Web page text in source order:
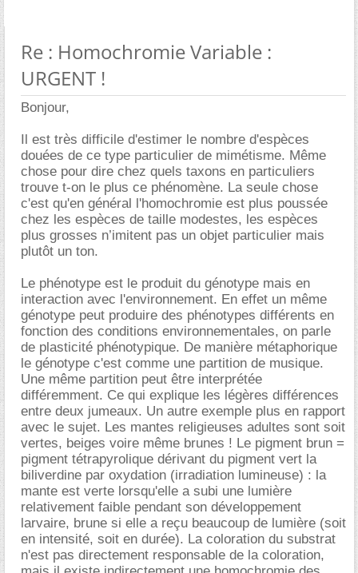
Re : Homochromie Variable :
URGENT !
Bonjour,
Il est très difficile d'estimer le nombre d'espèces
douées de ce type particulier de mimétisme. Même
chose pour dire chez quels taxons en particuliers
trouve t-on le plus ce phénomène. La seule chose
c'est qu'en général l'homochromie est plus poussée
chez les espèces de taille modestes, les espèces
plus grosses n’imitent pas un objet particulier mais
plutôt un ton.
Le phénotype est le produit du génotype mais en
interaction avec l'environnement. En effet un même
génotype peut produire des phénotypes différents en
fonction des conditions environnementales, on parle
de plasticité phénotypique. De manière métaphorique
le génotype c'est comme une partition de musique.
Une même partition peut être interprétée
différemment. Ce qui explique les légères différences
entre deux jumeaux. Un autre exemple plus en rapport
avec le sujet. Les mantes religieuses adultes sont soit
vertes, beiges voire même brunes ! Le pigment brun =
pigment tétrapyrolique dérivant du pigment vert la
biliverdine par oxydation (irradiation lumineuse) : la
mante est verte lorsqu'elle a subi une lumière
relativement faible pendant son développement
larvaire, brune si elle a reçu beaucoup de lumière (soit
en intensité, soit en durée). La coloration du substrat
n'est pas directement responsable de la coloration,